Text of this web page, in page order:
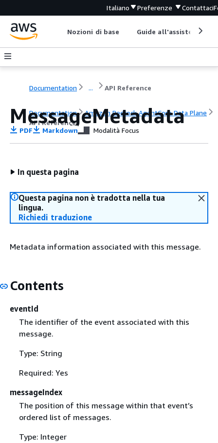
Italiano Preferenze Contattaci
Nozioni di base Guide all'assistenza
Documentation ... API Reference
Documentation
Amazon Bedrock AgentCore Data Plane
API Reference
MessageMetadata
PDF Markdown Modalità Focus
In questa pagina
Questa pagina non è tradotta nella tua
lingua.
Richiedi traduzione
Metadata information associated with this message.
Contents
eventId
The identifier of the event associated with this
message.
Type: String
Required: Yes
messageIndex
The position of this message within that event’s
ordered list of messages.
Type: Integer